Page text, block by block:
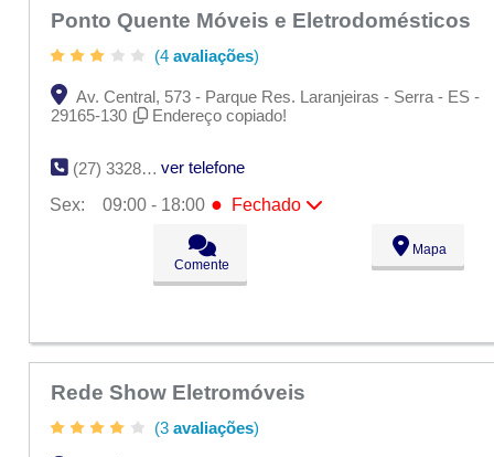
Ponto Quente Móveis e Eletrodomésticos
(4 avaliações)
Av. Central, 573 - Parque Res. Laranjeiras - Serra - ES -
29165-130
Endereço copiado!
(27) 3328-7635
ver telefone
Sex:
09:00 - 18:00 ● Fechado
09:00 - 18:00
09:00 - 18:00
09:00 - 18:00
Comente
Mapa
Rede Show Eletromóveis
(3 avaliações)